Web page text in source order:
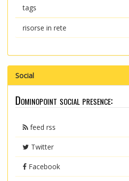
tags
risorse in rete
Social
Dominopoint social presence:
feed rss
Twitter
Facebook